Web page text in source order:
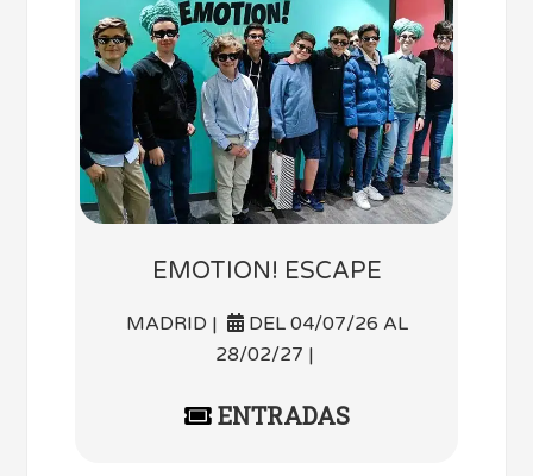
EMOTION! ESCAPE
MADRID |
DEL 04/07/26 AL
28/02/27 |
ENTRADAS